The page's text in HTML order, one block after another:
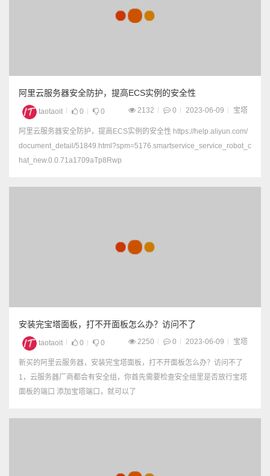
阿里云服务器安全防护，提高ECS实例的安全性
taotaoit 0 0 2132 0 2023-06-09 宝塔
阿里云服务器安全防护，提高ECS实例的安全性 https://help.aliyun.com/
document_detail/51849.html?spm=5176.smartservice_service_robot_c
hat_new.0.0.71a1709aTp8Rwp
安装完宝塔面板，打不开面板怎么办？访问不了
taotaoit 0 0 2250 0 2023-06-09 宝塔
新买的阿里云服务器，安装完宝塔面板，打不开面板怎么办？访问不了
1，云服务器厂商都会有安全组，你首先需要检查安全组里是否放行宝塔
面板的端口 添加宝塔端口，就可以了